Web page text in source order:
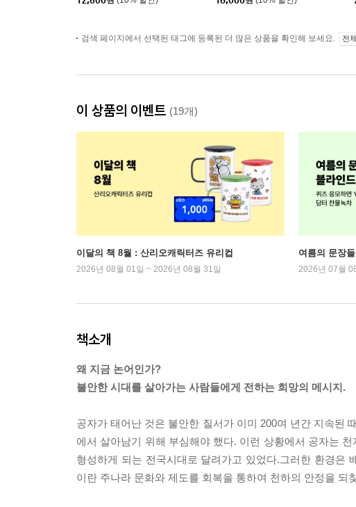
검색 페이지에서 선택된 태그에 등록된 더 많은 상품을 확인해 보세요. 전
이 상품의 이벤트 (19개)
이달의 책 8월 : 산리오캐릭터즈 유리컵
2026년 08월 01일 ~ 2026년 08월 31일
여름의 문장들
2026년 07월
책소개
왜 지금 논어인가?
불안한 시대를 살아가는 사람들에게 전하는 희망의 메시지.
공자가 태어난 것은 불안한 질서가 이미 200여 년간 지속된
에서 살아남기 위해 부심해야 했다. 이런 상황에서 공자는
형성하게 되는 전국시대로 달려가고 있었다.그러한 환경은
이란 주나라 문화와 제도를 회복을 통하여 천하의 안정을